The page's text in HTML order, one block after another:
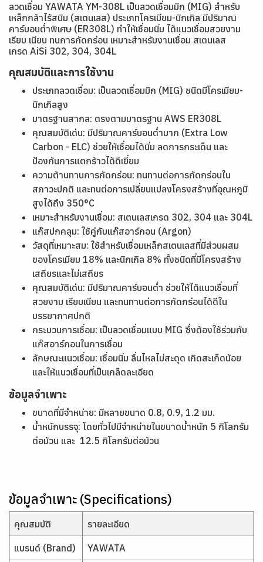
ลวดเชื่อม YAWATA YM-308L เป็นลวดเชื่อมมิก (MIG) สำหรับ
เหล็กกล้าไร้สนิม (สเตนเลส) ประเภทโครเมียม-นิกเกิล มีปริมาณ
คาร์บอนต่ำพิเศษ (ER308L) ทำให้เชื่อมนิ่ม ได้แนวเชื่อมสวยงาม
เรียบ เนียน ทนการกัดกร่อน เหมาะสำหรับงานเชื่อม สเตนเลส
เกรด AiSi 302, 304, 304L
คุณสมบัติและการใช้งาน
ประเภทลวดเชื่อม: เป็นลวดเชื่อมมิก (MIG) ชนิดมีโครเมียม-
นิกเกิลสูง
มาตรฐานสากล: ตรงตามมาตรฐาน AWS ER308L
คุณสมบัติเด่น: มีปริมาณคาร์บอนต่ำมาก (Extra Low
Carbon - ELC) ช่วยให้เชื่อมได้นิ่ม ลดการกระเด็น และ
ป้องกันการแตกร้าวได้ดีเยี่ยม
ความต้านทานการกัดกร่อน: ทนทานต่อการกัดกร่อนใน
สภาวะปกติ และทนต่อการเปลี่ยนแปลงโครงสร้างที่อุณหภูมิ
สูงได้ถึง 350°C
เหมาะสำหรับงานเชื่อม: สเตนเลสเกรด 302, 304 และ 304L
แก๊สปกคลุม: ใช้คู่กับแก๊สอาร์กอน (Argon)
วัสดุที่เหมาะสม: ใช้สำหรับเชื่อมเหล็กสเตนเลสที่มีส่วนผสม
ของโครเมียม 18% และนิกเกิล 8% ทั้งชนิดที่มีโครงสร้าง
เสถียรและไม่เสถียร
คุณสมบัติเด่น: มีปริมาณคาร์บอนต่ำ ช่วยให้ได้แนวเชื่อมที่
สวยงาม เรียบเนียน และทนทานต่อการกัดกร่อนได้ดีใน
บรรยากาศปกติ
กระบวนการเชื่อม: เป็นลวดเชื่อมแบบ MIG ซึ่งต้องใช้ร่วมกับ
แก๊สอาร์กอนในการเชื่อม
ลักษณะแนวเชื่อม: เชื่อมนิ่ม ลื่นไหลไม่สะดุด เกิดสะเก็ดน้อย
และให้แนวเชื่อมที่เป็นเกล็ดละเอียด
ข้อมูลจำเพาะ
ขนาดที่มีจำหน่าย: มีหลายขนาด 0.8, 0.9, 1.2 มม.
น้ำหนักบรรจุ: โดยทั่วไปมีจำหน่ายในขนาดน้ำหนัก 5 กิโลกรัม
ต่อม้วน และ 12.5 กิโลกรัมต่อม้วน
ข้อมูลจำเพาะ (Specifications)
คุณสมบัติ รายละเอียด
แบรนด์ (Brand) YAWATA